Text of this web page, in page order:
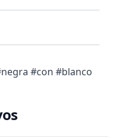
#con #blanco